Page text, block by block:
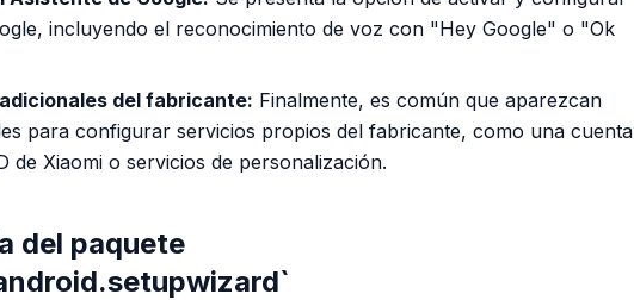
incluyendo el reconocimiento de voz con "Hey Google" o "Ok
del fabricante: Finalmente, es común que aparezcan
para configurar servicios propios del fabricante, como una cuenta
de Xiaomi o servicios de personalización.
del paquete